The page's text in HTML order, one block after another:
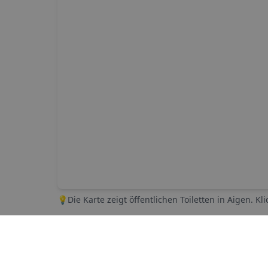
💡 Die Karte zeigt öffentlichen Toiletten in Aigen.